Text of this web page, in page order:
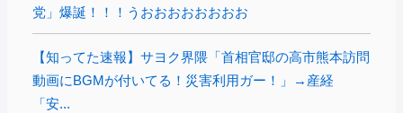
党」爆誕！！！うおおおおおおおお
【知ってた速報】サヨク界隈「首相官邸の高市熊本訪問
動画にBGMが付いてる！災害利用ガー！」→産経
「安...